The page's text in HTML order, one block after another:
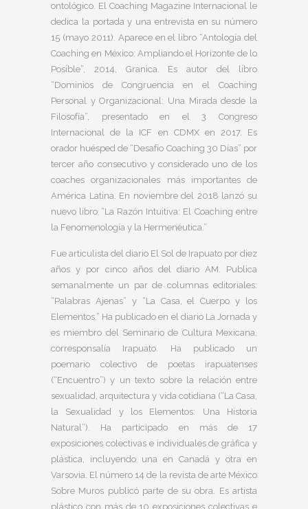
ontológico. El Coaching Magazine Internacional le
dedica la portada y una entrevista en su número
15 (mayo 2011). Aparece en el libro “Antología del
Coaching en México: Ampliando el Horizonte de lo
Posible”, 2014, Granica. Es autor del libro
“Dominios de Congruencia en el Coaching
Personal y Organizacional: Una Mirada desde la
Filosofía”, presentado en el 3 Congreso
Internacional de la ICF en CDMX en 2017. Es
orador huésped de “Desafío Coaching 30 Días” por
tercer año consecutivo y considerado uno de los
coaches organizacionales más importantes de
América Latina. En noviembre del 2018 lanzó su
nuevo libro “La Razón Intuitiva: El Coaching entre
la Fenomenología y la Hermenéutica.”
Fue articulista del diario El Sol de Irapuato por diez
años y por cinco años del diario AM. Publica
semanalmente un par de columnas editoriales:
“Palabras Ajenas” y “La Casa, el Cuerpo y los
Elementos.” Ha publicado en el diario La Jornada y
es miembro del Seminario de Cultura Mexicana,
corresponsalía Irapuato. Ha publicado un
poemario colectivo de poetas irapuatenses
(“Encuentro”) y un texto sobre la relación entre
sexualidad, arquitectura y vida cotidiana (“La Casa,
la Sexualidad y los Elementos: Una Historia
Natural”). Ha participado en más de 17
exposiciones colectivas e individuales de gráfica y
plástica, incluyendo una en Canadá y otra en
Varsovia. El número 14 de la revista de arte México
Sobre Muros publicó parte de su obra. Es artista
plástico con más de 10 exposiciones colectivas e